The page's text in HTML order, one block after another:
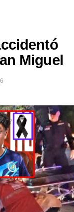
votación
para evitar el
Miguel